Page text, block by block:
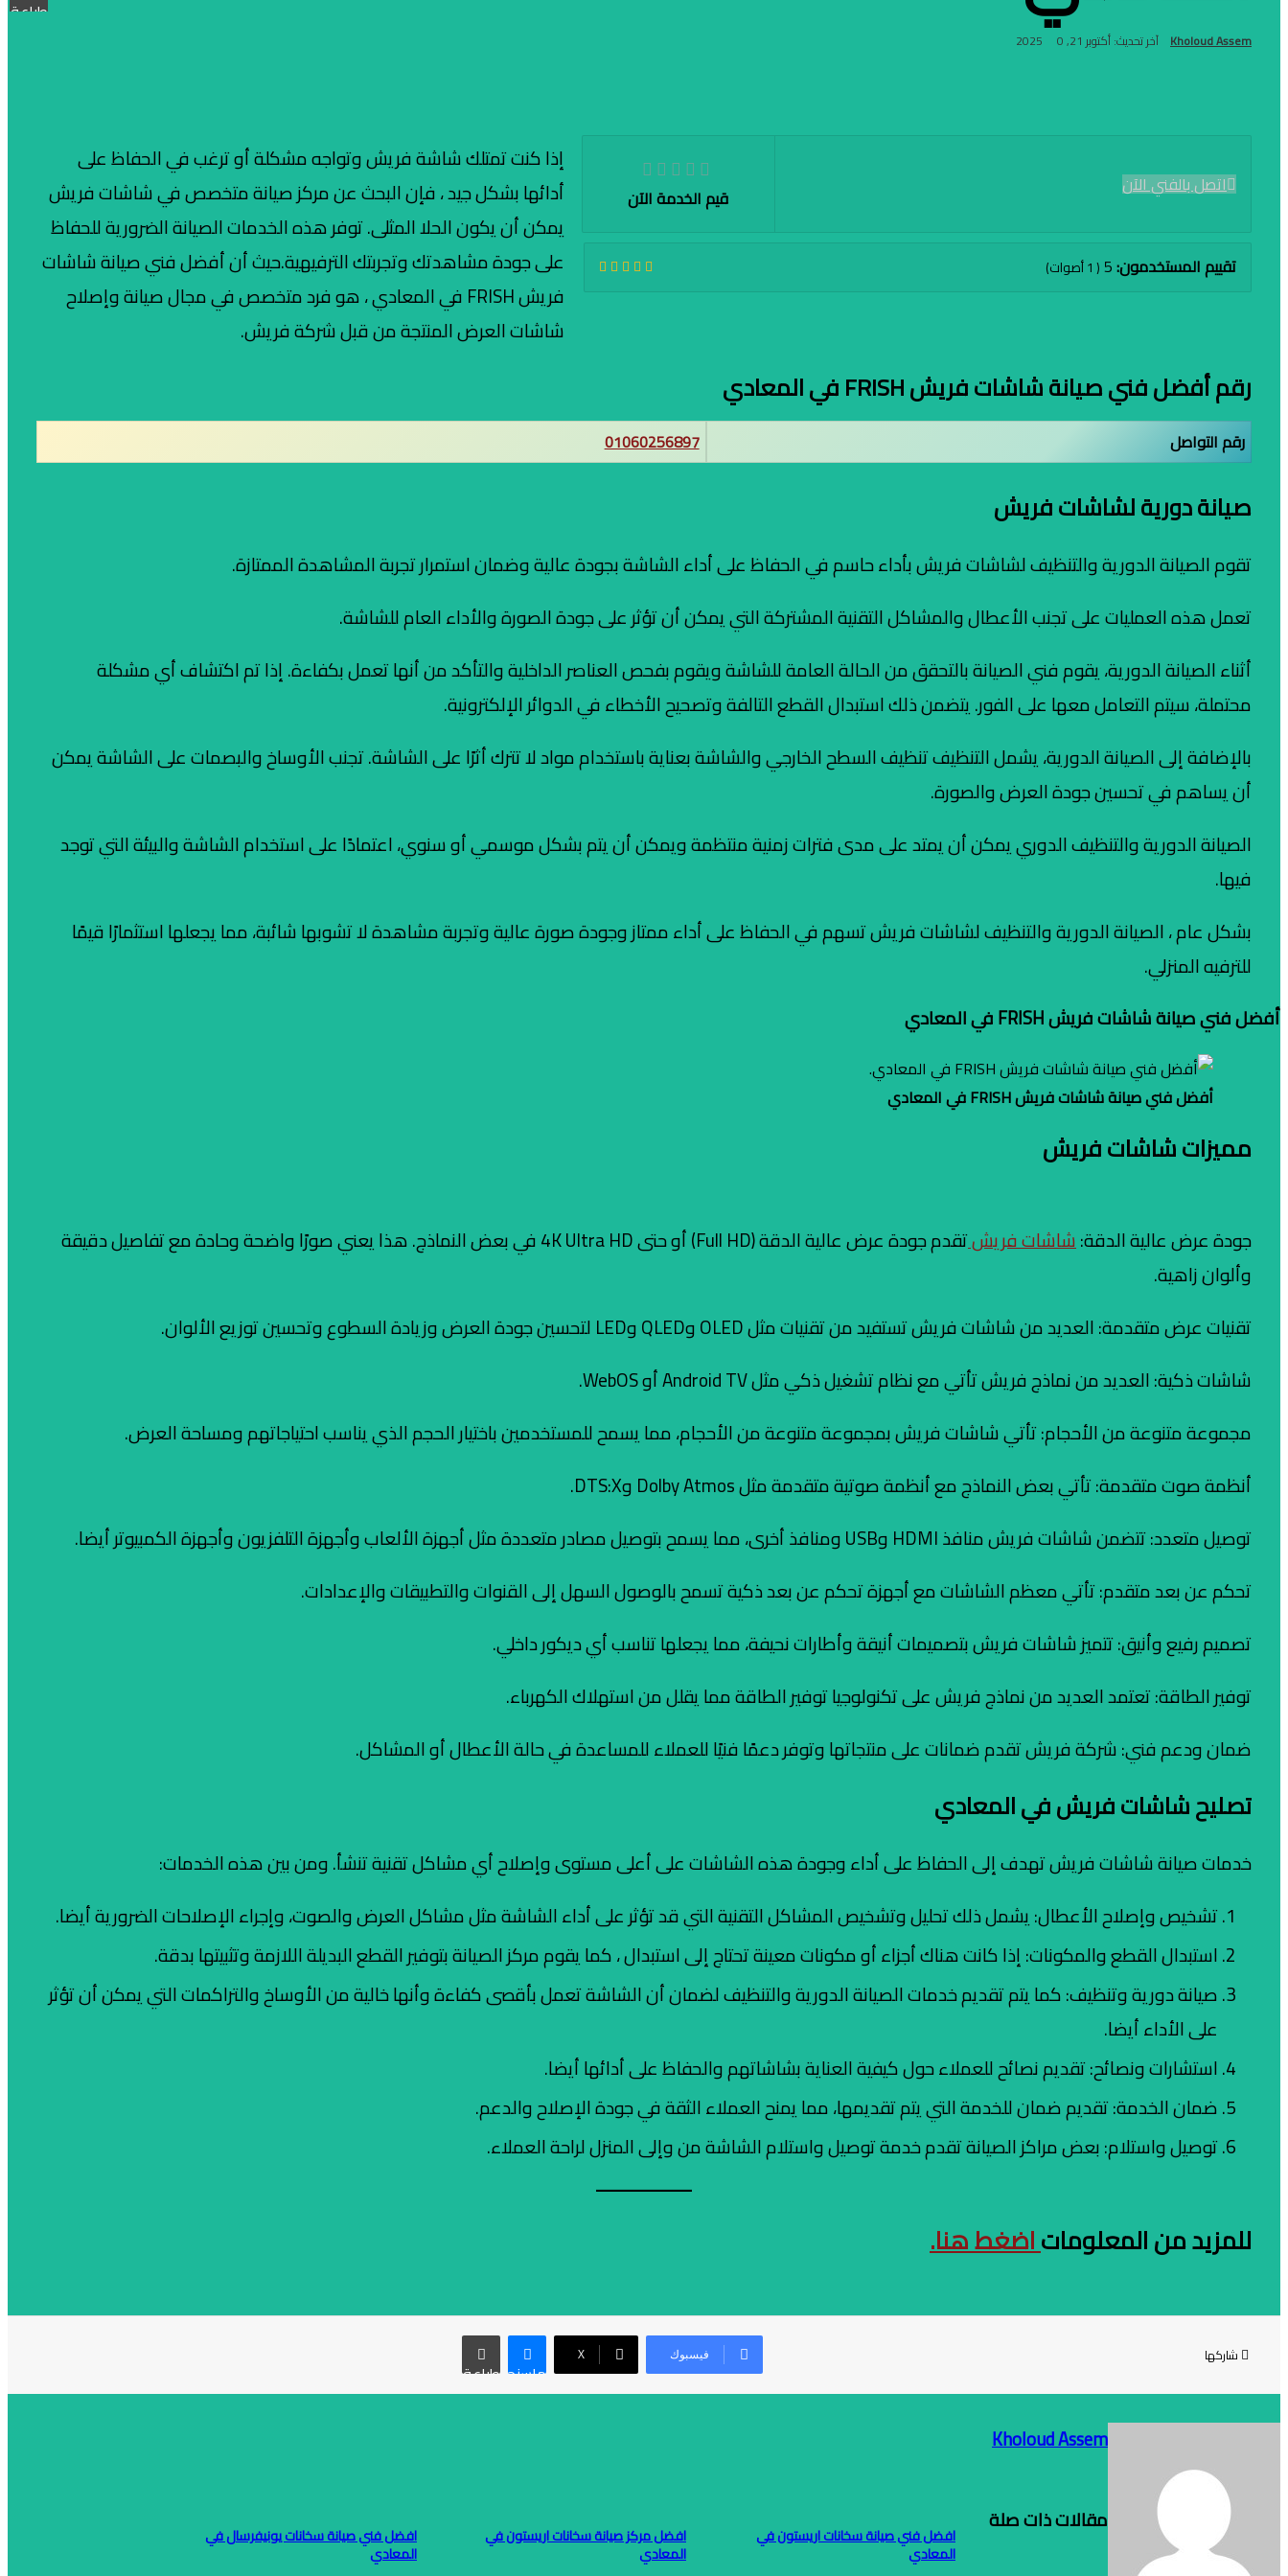
Kholoud Assem آخر تحديث: أكتوبر 21, 2025 0
قيم الخدمة الآن اتصل بالفني الآن
تقييم المستخدمون:5
(
1أصوات)
إذا كنت تمتلك شاشة فريش وتواجه مشكلة أو ترغب في الحفاظ على
أدائها بشكل جيد ، فإن البحث عن مركز صيانة متخصص في شاشات فريش
يمكن أن يكون الحلا المثلى. توفر هذه الخدمات الصيانة الضرورية للحفاظ
على جودة مشاهدتك وتجربتك الترفيهية.حيث أن أفضل فني صيانة شاشات
فريش FRISH في المعادي ، هو فرد متخصص في مجال صيانة وإصلاح
شاشات العرض المنتجة من قبل شركة فريش.
رقم أفضل فني صيانة شاشات فريش FRISH في المعادي
رقم التواصل 01060256897
صيانة دورية لشاشات فريش
تقوم الصيانة الدورية والتنظيف لشاشات فريش بأداء حاسم في الحفاظ على أداء الشاشة بجودة عالية وضمان استمرار تجربة المشاهدة الممتازة.
تعمل هذه العمليات على تجنب الأعطال والمشاكل التقنية المشتركة التي يمكن أن تؤثر على جودة الصورة والأداء العام للشاشة.
أثناء الصيانة الدورية، يقوم فني الصيانة بالتحقق من الحالة العامة للشاشة ويقوم بفحص العناصر الداخلية والتأكد من أنها تعمل بكفاءة. إذا تم اكتشاف أي مشكلة
محتملة، سيتم التعامل معها على الفور. يتضمن ذلك استبدال القطع التالفة وتصحيح الأخطاء في الدوائر الإلكترونية.
بالإضافة إلى الصيانة الدورية، يشمل التنظيف تنظيف السطح الخارجي والشاشة بعناية باستخدام مواد لا تترك أثرًا على الشاشة. تجنب الأوساخ والبصمات على الشاشة يمكن
أن يساهم في تحسين جودة العرض والصورة.
الصيانة الدورية والتنظيف الدوري يمكن أن يمتد على مدى فترات زمنية منتظمة ويمكن أن يتم بشكل موسمي أو سنوي، اعتمادًا على استخدام الشاشة والبيئة التي توجد
فيها.
بشكل عام ، الصيانة الدورية والتنظيف لشاشات فريش تسهم في الحفاظ على أداء ممتاز وجودة صورة عالية وتجربة مشاهدة لا تشوبها شائبة، مما يجعلها استثمارًا قيمًا
للترفيه المنزلي.
أفضل فني صيانة شاشات فريش FRISH في المعادي
أفضل فني صيانة شاشات فريش FRISH في المعادي
مميزات شاشات فريش
جودة عرض عالية الدقة:شاشات فريش
تقدم جودة عرض عالية الدقة (Full HD) أو حتى 4K Ultra HD في بعض النماذج. هذا يعني صورًا واضحة وحادة مع تفاصيل دقيقة
وألوان زاهية.
تقنيات عرض متقدمة: العديد من شاشات فريش تستفيد من تقنيات مثل OLED وQLED وLED لتحسين جودة العرض وزيادة السطوع وتحسين توزيع الألوان.
شاشات ذكية: العديد من نماذج فريش تأتي مع نظام تشغيل ذكي مثل Android TV أو WebOS.
مجموعة متنوعة من الأحجام: تأتي شاشات فريش بمجموعة متنوعة من الأحجام، مما يسمح للمستخدمين باختيار الحجم الذي يناسب احتياجاتهم ومساحة العرض.
أنظمة صوت متقدمة: تأتي بعض النماذج مع أنظمة صوتية متقدمة مثل Dolby Atmos وDTS:X.
توصيل متعدد: تتضمن شاشات فريش منافذ HDMI وUSB ومنافذ أخرى، مما يسمح بتوصيل مصادر متعددة مثل أجهزة الألعاب وأجهزة التلفزيون وأجهزة الكمبيوتر أيضا.
تحكم عن بعد متقدم: تأتي معظم الشاشات مع أجهزة تحكم عن بعد ذكية تسمح بالوصول السهل إلى القنوات والتطبيقات والإعدادات.
تصميم رفيع وأنيق: تتميز شاشات فريش بتصميمات أنيقة وأطارات نحيفة، مما يجعلها تناسب أي ديكور داخلي.
توفير الطاقة: تعتمد العديد من نماذج فريش على تكنولوجيا توفير الطاقة مما يقلل من استهلاك الكهرباء.
ضمان ودعم فني: شركة فريش تقدم ضمانات على منتجاتها وتوفر دعمًا فنيًا للعملاء للمساعدة في حالة الأعطال أو المشاكل.
تصليح شاشات فريش في المعادي
خدمات صيانة شاشات فريش تهدف إلى الحفاظ على أداء وجودة هذه الشاشات على أعلى مستوى وإصلاح أي مشاكل تقنية تنشأ. ومن بين هذه الخدمات:
تشخيص وإصلاح الأعطال: يشمل ذلك تحليل وتشخيص المشاكل التقنية التي قد تؤثر على أداء الشاشة مثل مشاكل العرض والصوت، وإجراء الإصلاحات الضرورية أيضا.
استبدال القطع والمكونات: إذا كانت هناك أجزاء أو مكونات معينة تحتاج إلى استبدال ، كما يقوم مركز الصيانة بتوفير القطع البديلة اللازمة وتثبيتها بدقة.
صيانة دورية وتنظيف: كما يتم تقديم خدمات الصيانة الدورية والتنظيف لضمان أن الشاشة تعمل بأقصى كفاءة وأنها خالية من الأوساخ والتراكمات التي يمكن أن تؤثر
على الأداء أيضا.
استشارات ونصائح: تقديم نصائح للعملاء حول كيفية العناية بشاشاتهم والحفاظ على أدائها أيضا.
ضمان الخدمة: تقديم ضمان للخدمة التي يتم تقديمها، مما يمنح العملاء الثقة في جودة الإصلاح والدعم.
توصيل واستلام: بعض مراكز الصيانة تقدم خدمة توصيل واستلام الشاشة من وإلى المنزل لراحة العملاء.
للمزيد من المعلوماتاضغط هنا.
شاركها فيسبوك ‫X
ماسنجر طباعة
Kholoud Assem
مقالات ذات صلة افضل فني صيانة سخانات اريستون في
المعادي
افضل مركز صيانة سخانات اريستون في
المعادي
افضل فني صيانة سخانات يونيفرسال في
المعادي
طباعة